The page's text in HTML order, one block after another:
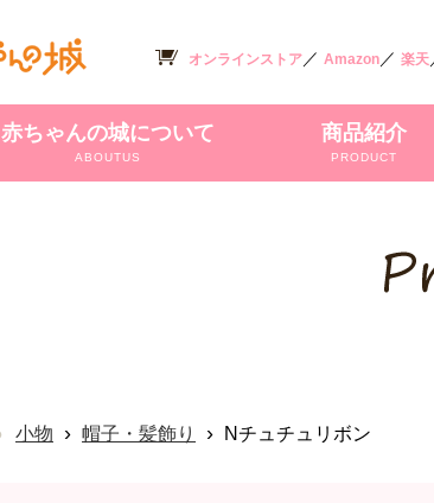
オンラインストア／ Amazon／ 楽天
赤ちゃんの城について
ABOUTUS
商品紹介
PRODUCT
小物 › 帽子・髪飾り › Nチュチュリボン